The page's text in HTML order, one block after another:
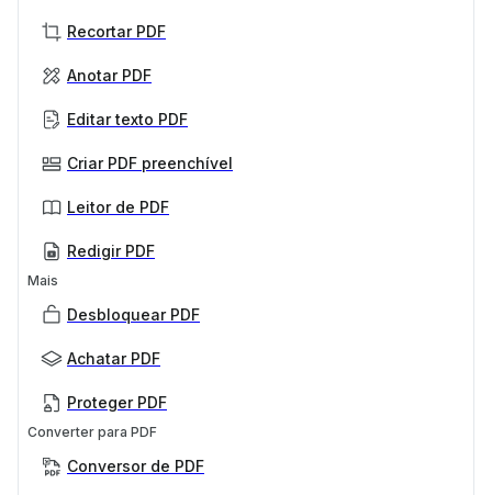
Recortar PDF
Anotar PDF
Editar texto PDF
Criar PDF preenchível
Leitor de PDF
Redigir PDF
Mais
Desbloquear PDF
Achatar PDF
Proteger PDF
Converter para PDF
Conversor de PDF